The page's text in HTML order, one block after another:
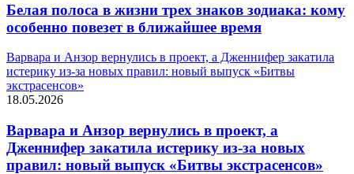
Белая полоса в жизни трех знаков зодиака: кому
особенно повезет в ближайшее время
Варвара и Анзор вернулись в проект, а Дженнифер закатила
истерику из-за новых правил: новый выпуск «Битвы
экстрасенсов»
18.05.2026
Варвара и Анзор вернулись в проект, а
Дженнифер закатила истерику из-за новых
правил: новый выпуск «Битвы экстрасенсов»